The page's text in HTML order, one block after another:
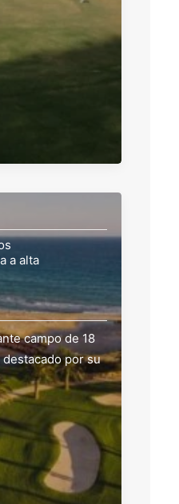
a alta
campo de 18
por su